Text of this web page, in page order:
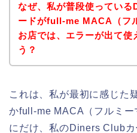
なぜ、私が普段使ってい
ードがfull-me MACA（フ
お店では、エラーが出て使
う？
これは、私が最初に感じた
かfull-me MACA（フルミー
にだけ、私のDiners Clubカ